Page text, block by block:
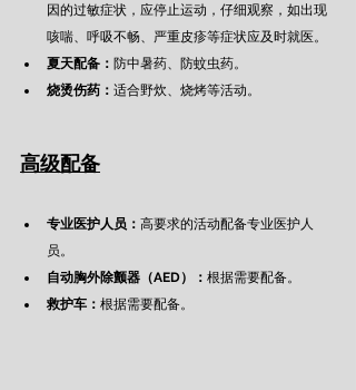
因的过敏症状，应停止运动，仔细观察，如出现
咳喘、呼吸不畅、严重皮疹等症状应及时就医。
夏天配备： 防中暑药、防蚊虫药。
烧烫伤药： 适合野炊、烧烤等活动。
高级配备
专业医护人员： 高要求的活动配备专业医护人
员。
自动胸外除颤器（AED）： 根据需要配备。
救护车： 根据需要配备。